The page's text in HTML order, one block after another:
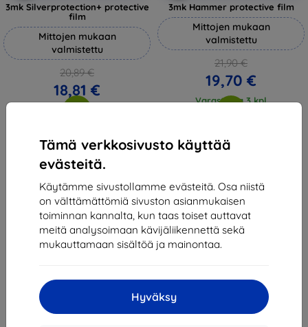
Tämä verkkosivusto käyttää
evästeitä.
Käytämme sivustollamme evästeitä. Osa niistä
on välttämättömiä sivuston asianmukaisen
toiminnan kannalta, kun taas toiset auttavat
meitä analysoimaan kävijäliikennettä sekä
mukauttamaan sisältöä ja mainontaa.
Hyväksy
3mk Silverprotection+ protective
film
Mittojen mukaan
valmistettu
20,89 €
18,81 €
3mk Hammer protective film
Mittojen mukaan
valmistettu
21,90 €
19,70 €
Varastossa 3 kpl
yhteensä4.
Shield-SK s.r.o.